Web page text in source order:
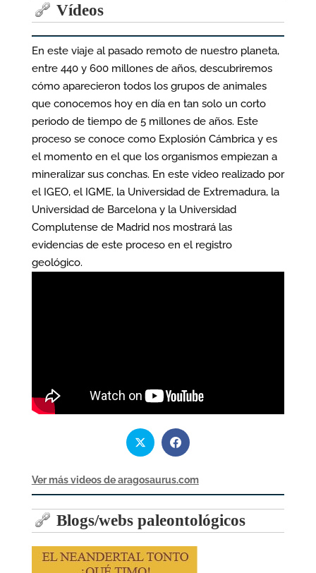
Vídeos
En este viaje al pasado remoto de nuestro planeta,
entre 440 y 600 millones de años, descubriremos
cómo aparecieron todos los grupos de animales
que conocemos hoy en día en tan solo un corto
periodo de tiempo de 5 millones de años. Este
proceso se conoce como Explosión Cámbrica y es
el momento en el que los organismos empiezan a
mineralizar sus conchas. En este video realizado por
el IGEO, el IGME, la Universidad de Extremadura, la
Universidad de Barcelona y la Universidad
Complutense de Madrid nos mostrará las
evidencias de este proceso en el registro
geológico.
Ver más videos de aragosaurus.com
Blogs/webs paleontológicos